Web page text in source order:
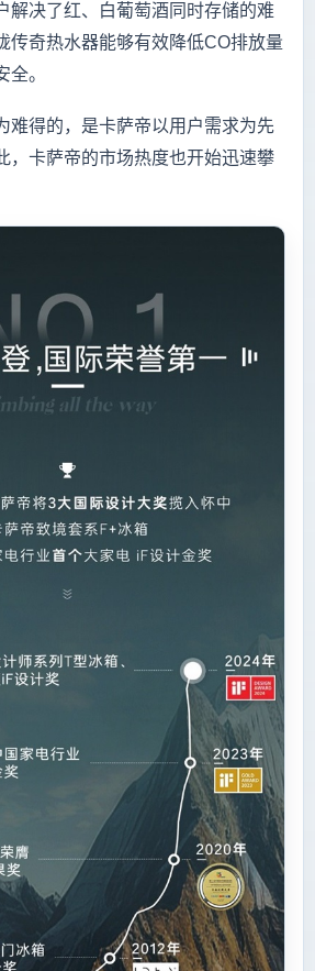
解决了红、白葡萄酒同时存储的难
传奇热水器能够有效降低CO排放量
全。
得的，是卡萨帝以用户需求为先
，卡萨帝的市场热度也开始迅速攀